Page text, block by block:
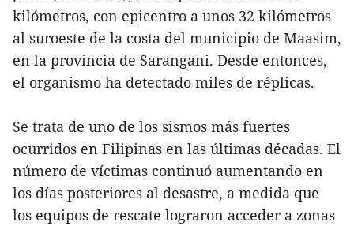
kilómetros, con epicentro a unos 32 kilómetros
al suroeste de la costa del municipio de Maasim,
en la provincia de Sarangani. Desde entonces,
el organismo ha detectado miles de réplicas.
Se trata de uno de los sismos más fuertes
ocurridos en Filipinas en las últimas décadas. El
número de víctimas continuó aumentando en
los días posteriores al desastre, a medida que
los equipos de rescate lograron acceder a zonas